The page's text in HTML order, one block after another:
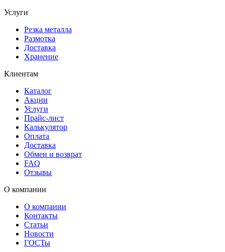
Услуги
Резка металла
Размотка
Доставка
Хранение
Клиентам
Каталог
Акции
Услуги
Прайс-лист
Калькулятор
Оплата
Доставка
Обмен и возврат
FAQ
Отзывы
О компании
О компании
Контакты
Статьи
Новости
ГОСТы